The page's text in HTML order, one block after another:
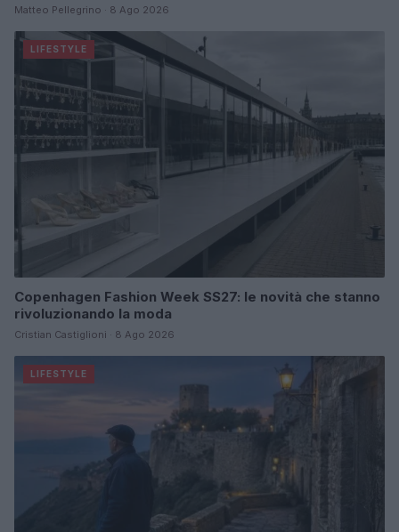
Matteo Pellegrino · 8 Ago 2026
LIFESTYLE
Copenhagen Fashion Week SS27: le novità che stanno
rivoluzionando la moda
Cristian Castiglioni · 8 Ago 2026
LIFESTYLE